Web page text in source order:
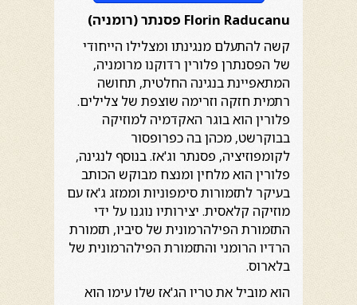
Florin Raducanu פסנתר (רומניה)
קשה להתעלם מנגינתו ומצלילו הייחודי
של הפסנתרן פלורין רדוקנו מרומניה,
המתאפיינת בנגינה החלטית, תחושה
רתמית חזקה וזרימה שוצפת של צלילים.
פלורין הוא בוגר האקדמיה למוזיקה
בבוקרשט, מכהן בה כפרופסור
לקומפוזיציה, פסנתר וג'אז. בנוסף לנגינה,
פלורין הוא מלחין ומנצח מבוקש הכותב
בעיקר לתזמורות סימפוניות וממזג ג'אז עם
מוזיקה קלאסית. יצירותיו נוגנו על ידי
התזמורת הפילהרמונית של סיביו, תזמורת
הרדיו הרומני והתזמורת הפילהרמונית של
בלארוס.
הוא מוביל את טריו הג'אז שלו עימו הוא